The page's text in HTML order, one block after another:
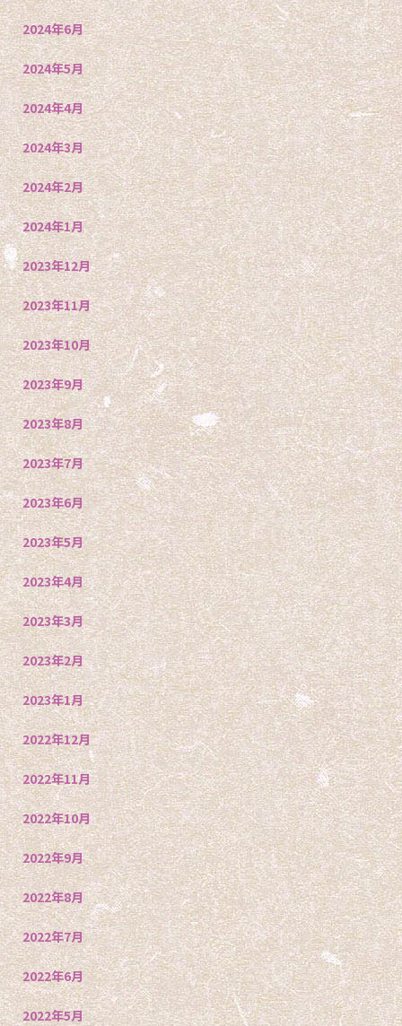
2024年6月
2024年5月
2024年4月
2024年3月
2024年2月
2024年1月
2023年12月
2023年11月
2023年10月
2023年9月
2023年8月
2023年7月
2023年6月
2023年5月
2023年4月
2023年3月
2023年2月
2023年1月
2022年12月
2022年11月
2022年10月
2022年9月
2022年8月
2022年7月
2022年6月
2022年5月